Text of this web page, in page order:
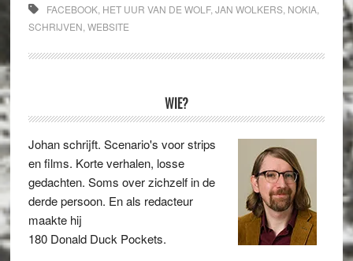
FACEBOOK, HET UUR VAN DE WOLF, JAN WOLKERS, NOKIA,
SCHRIJVEN WEBSITE
Sidebar
WIE?
Johan schrijft. Scenario's voor strips
en films. Korte verhalen, losse
gedachten. Soms over zichzelf in de
derde persoon. En als redacteur
maakte hij
180 Donald Duck Pockets.